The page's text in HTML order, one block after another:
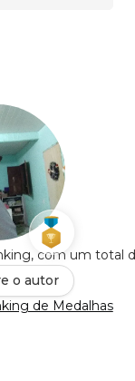
com um total
o autor
de Medalhas